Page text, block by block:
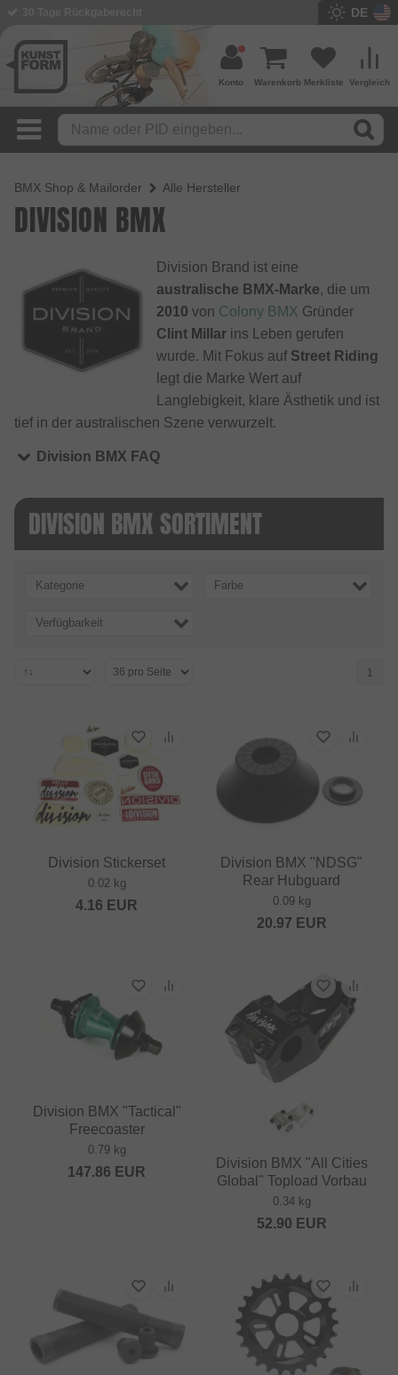
DE
Vergleich
Merkliste
Warenkorb
Konto
BMX Shop & Mailorder Alle Hersteller
DIVISION BMX
Division Brand ist eine
australische BMX-Marke, die um
2010 von Colony BMX Gründer
Clint Millar ins Leben gerufen
wurde. Mit Fokus auf Street Riding
legt die Marke Wert auf
Langlebigkeit, klare Ästhetik und ist
tief in der australischen Szene verwurzelt.
Division BMX FAQ
DIVISION BMX SORTIMENT
Kategorie Farbe
Verfügbarkeit
1
Division Stickerset
0.02 kg
4.16 EUR
Division BMX "NDSG"
Rear Hubguard
0.09 kg
20.97 EUR
Division BMX "Tactical"
Freecoaster
0.79 kg
147.86 EUR
Division BMX "All Cities
Global" Topload Vorbau
0.34 kg
52.90 EUR